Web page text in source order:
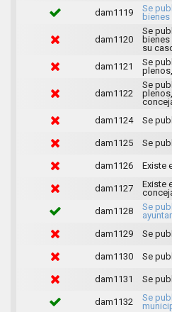
dam1119
Se
bienes
dam1120
Se
bienes
su
dam1121
Se
dam1122
Se
dam1124
Se
dam1125 Se
dam1126 Existe
dam1127
Existe
dam1128
Se
dam1129
Se
dam1130 Se
dam1131 Se
dam1132
Se